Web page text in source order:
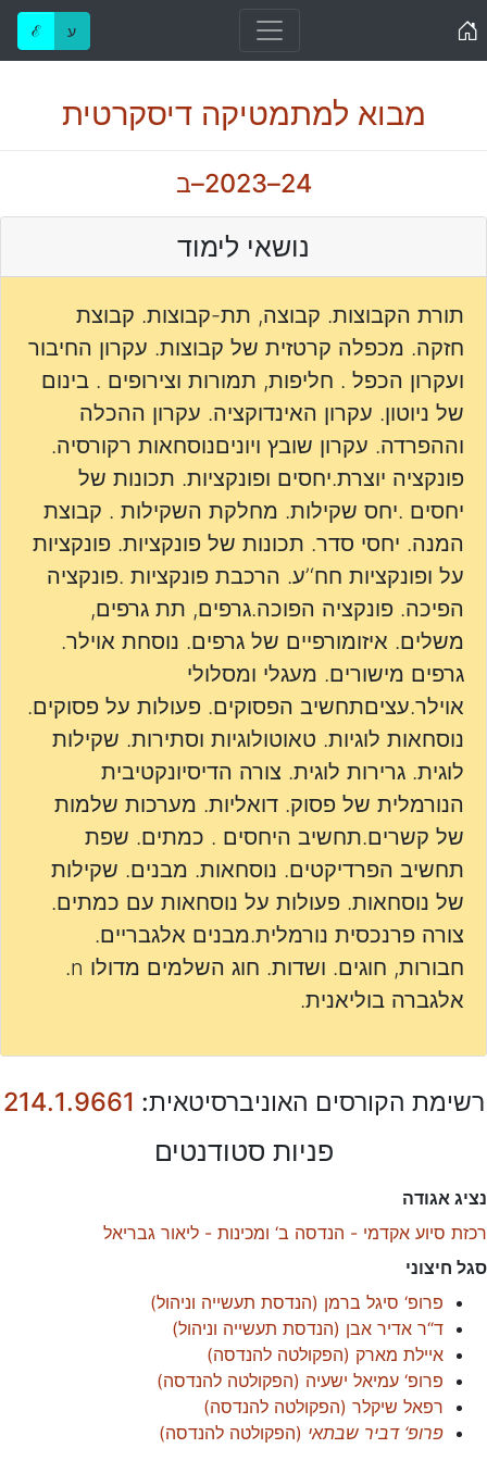
ℰ ע
מבוא למתמטיקה דיסקרטית
24–2023–ב
נושאי לימוד
תורת הקבוצות. קבוצה, תת-קבוצות. קבוצת
חזקה. מכפלה קרטזית של קבוצות. עקרון החיבור
ועקרון הכפל . חליפות, תמורות וצירופים . בינום
של ניוטון. עקרון האינדוקציה. עקרון ההכלה
וההפרדה. עקרון שובץ ויוניםנוסחאות רקורסיה.
פונקציה יוצרת.יחסים ופונקציות. תכונות של
יחסים .יחס שקילות. מחלקת השקילות . קבוצת
המנה. יחסי סדר. תכונות של פונקציות. פונקציות
על ופונקציות חח‘’ע. הרכבת פונקציות .פונקציה
הפיכה. פונקציה הפוכה.גרפים, תת גרפים,
משלים. איזומורפיים של גרפים. נוסחת אוילר.
גרפים מישורים. מעגלי ומסלולי
אוילר.עציםתחשיב הפסוקים. פעולות על פסוקים.
נוסחאות לוגיות. טאוטולוגיות וסתירות. שקילות
לוגית. גרירות לוגית. צורה הדיסיונקטיבית
הנורמלית של פסוק. דואליות. מערכות שלמות
של קשרים.תחשיב היחסים . כמתים. שפת
תחשיב הפרדיקטים. נוסחאות. מבנים. שקילות
של נוסחאות. פעולות על נוסחאות עם כמתים.
צורה פרנכסית נורמלית.מבנים אלגבריים.
חבורות, חוגים. ושדות. חוג השלמים מדולו n.
אלגברה בוליאנית.
רשימת הקורסים האוניברסיטאית: 214.1.9661
פניות סטודנטים
נציג אגודה
רכזת סיוע אקדמי - הנדסה ב‘ ומכינות - ליאור גבריאל
סגל חיצוני
פרופ‘ סיגל ברמן (הנדסת תעשייה וניהול)
ד“ר אדיר אבן (הנדסת תעשייה וניהול)
איילת מארק (הפקולטה להנדסה)
פרופ‘ עמיאל ישעיה (הפקולטה להנדסה)
רפאל שיקלר (הפקולטה להנדסה)
פרופ‘ דביר שבתאי (הפקולטה להנדסה)